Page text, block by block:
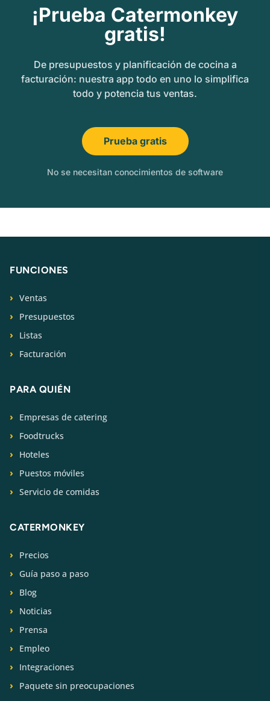
¡Prueba Catermonkey
gratis!
De presupuestos y planificación de cocina a
facturación: nuestra app todo en uno lo simplifica
todo y potencia tus ventas.
Prueba gratis
No se necesitan conocimientos de software
FUNCIONES
Ventas
Presupuestos
Listas
Facturación
PARA QUIÉN
Empresas de catering
Foodtrucks
Hoteles
Puestos móviles
Servicio de comidas
CATERMONKEY
Precios
Guía paso a paso
Blog
Noticias
Prensa
Empleo
Integraciones
Paquete sin preocupaciones